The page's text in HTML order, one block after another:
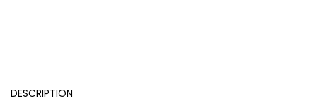
DESCRIPTION